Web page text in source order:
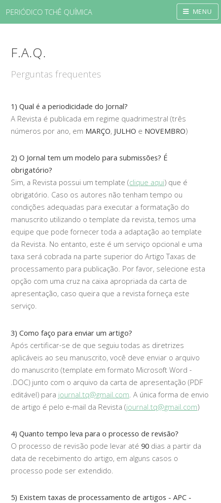
PERIÓDICO TCHÊ QUÍMICA MENU
F.A.Q.
Perguntas frequentes
1) Qual é a periodicidade do Jornal?
A Revista é publicada em regime quadrimestral (três
números por ano, em MARÇO, JULHO e NOVEMBRO)
2) O Jornal tem um modelo para submissões? É
obrigatório?
Sim, a Revista possui um template (clique aqui) que é
obrigatório. Caso os autores não tenham tempo ou
condições adequadas para executar a formatação do
manuscrito utilizando o template da revista, temos uma
equipe que pode fornecer toda a adaptação ao template
da Revista. No entanto, este é um serviço opcional e uma
taxa será cobrada na parte superior do Artigo Taxas de
processamento para publicação. Por favor, selecione esta
opção com uma cruz na caixa apropriada da carta de
apresentação, caso queira que a revista forneça este
serviço.
3) Como faço para enviar um artigo?
Após certificar-se de que seguiu todas as diretrizes
aplicáveis ao seu manuscrito, você deve enviar o arquivo
do manuscrito (template em formato Microsoft Word -
.DOC) junto com o arquivo da carta de apresentação (PDF
editável) para journal.tq@gmail.com . A única forma de envio
de artigo é pelo e-mail da Revista (journal.tq@gmail.com)
4) Quanto tempo leva para o processo de revisão?
O processo de revisão pode levar até 90 dias a partir da
data de recebimento do artigo, em alguns casos o
processo pode ser extendido.
5) Existem taxas de processamento de artigos - APC -